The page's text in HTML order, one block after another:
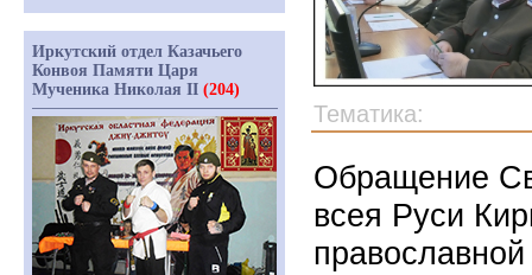
Тематика:
Обращение
всея Руси
Иркутский отдел Казачьего
Конвоя Памяти Царя
Мученика Николая II (204)